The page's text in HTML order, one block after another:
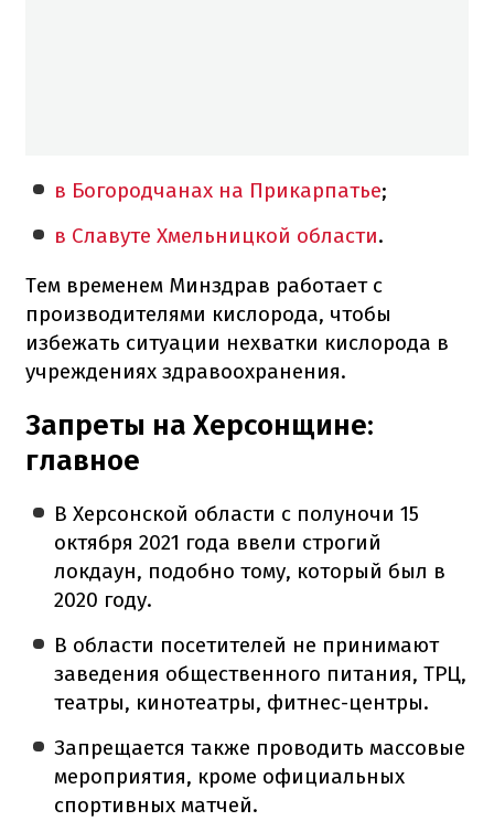
в Богородчанах на Прикарпатье;
в Славуте Хмельницкой области.
Тем временем Минздрав работает с
производителями кислорода, чтобы
избежать ситуации нехватки кислорода в
учреждениях здравоохранения.
Запреты на Херсонщине:
главное
В Херсонской области с полуночи 15
октября 2021 года ввели строгий
локдаун, подобно тому, который был в
2020 году.
В области посетителей не принимают
заведения общественного питания, ТРЦ,
театры, кинотеатры, фитнес-центры.
Запрещается также проводить массовые
мероприятия, кроме официальных
спортивных матчей.